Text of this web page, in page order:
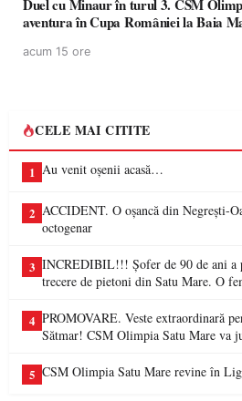
Duel cu Minaur în turul 3. CSM
aventura în Cupa României la Baia
acum 15 ore
CELE MAI CITITE
1 Au venit oșenii acasă…
2 ACCIDENT. O oșancă din Negrești-
octogenar
3 INCREDIBIL!!! Șofer de 90 de ani a
trecere de pietoni din Satu Mare. O
4 PROMOVARE. Veste extraordinară
Sătmar! CSM Olimpia Satu Mare va
5 CSM Olimpia Satu Mare revine în